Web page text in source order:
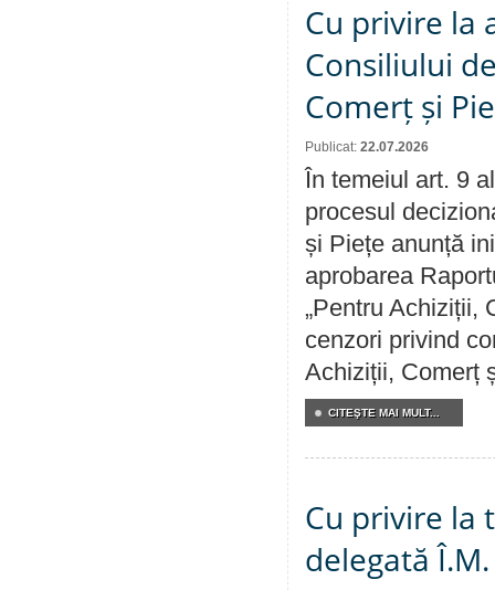
Cu privire la
Consiliului
Comerț și
Publicat: 22.07.2026
În temeiul art. 9
procesul
și Piețe anunță
aprobarea
„Pentru Achiziții,
cenzori privind
Achiziții, Comerț
CITEŞTE MAI MULT...
Cu privire la
delegată